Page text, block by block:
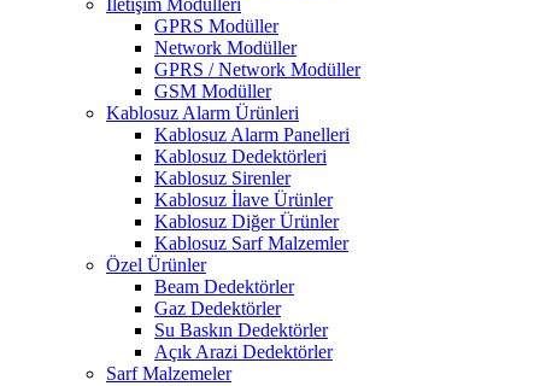
İletişim Modulleri
GPRS Modüller
Network Modüller
GPRS / Network Modüller
GSM Modüller
Kablosuz Alarm Ürünleri
Kablosuz Alarm Panelleri
Kablosuz Dedektörleri
Kablosuz Sirenler
Kablosuz İlave Ürünler
Kablosuz Diğer Ürünler
Kablosuz Sarf Malzemler
Özel Ürünler
Beam Dedektörler
Gaz Dedektörler
Su Baskın Dedektörler
Açık Arazi Dedektörler
Sarf Malzemeler